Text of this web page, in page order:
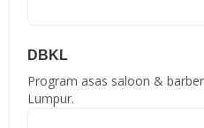
DBKL
Program asas saloon &
Lumpur.